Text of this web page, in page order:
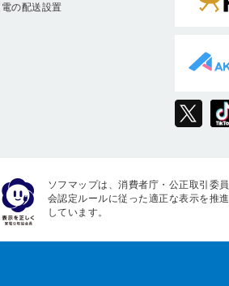
の配送設置
ソフマップは、消費者庁・公正取引委員
会認定ルールに従った適正な表示を推進
しています。